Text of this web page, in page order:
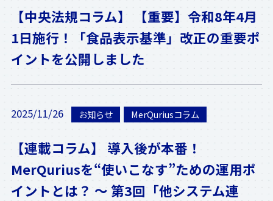
【中央法規コラム】 【重要】令和8年4月
1日施行！「食品表示基準」改正の重要ポ
イントを公開しました
2025/11/26 お知らせ MerQuriusコラム
【連載コラム】 導入後が本番！
MerQuriusを“使いこなす”ための運用ポ
イントとは？ ～ 第3回「他システム連